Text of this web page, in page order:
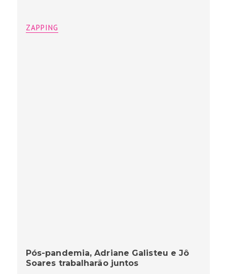
ZAPPING
Pós-pandemia, Adriane Galisteu e Jô
Soares trabalharão juntos